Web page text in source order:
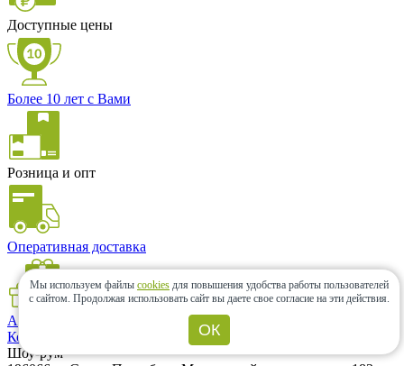
Доступные цены
Более 10 лет с Вами
Розница и опт
Оперативная доставка
Акции и скидки
Контакты
Шоу-рум
Мы используем файлы cookies для повышения удобства работы пользователей
с сайтом. Продолжая использовать сайт вы даете свое согласие на эти действия.
ОК